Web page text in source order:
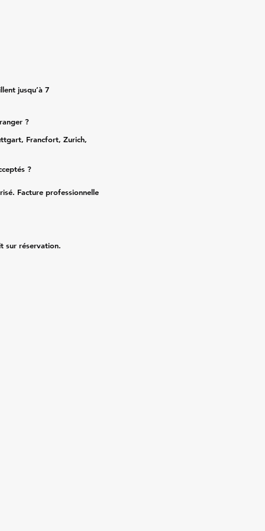
jusqu’à 7
?
Francfort, Zurich,
?
Facture professionnelle
sur réservation.